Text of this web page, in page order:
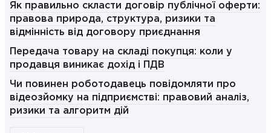
Як правильно скласти договір публічної оферти:
правова природа, структура, ризики та
відмінність від договору приєднання
Передача товару на складі покупця: коли у
продавця виникає дохід і ПДВ
Чи повинен роботодавець повідомляти про
відеозйомку на підприємстві: правовий аналіз,
ризики та алгоритм дій